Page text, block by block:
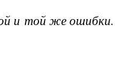
и той же ошибки.